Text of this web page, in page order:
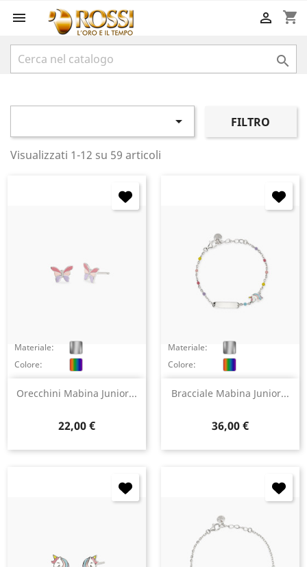
 shopping_cart


 FILTRO
Visualizzati 1-12 su 59 articoli
Orecchini Mabina Junior...
Prezzo
22,00 €
Materiale:
Colore:
Bracciale Mabina Junior...
Prezzo
36,00 €
Materiale:
Colore: